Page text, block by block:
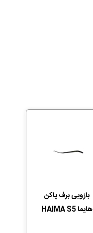
بازویی برف پاکن
هایما HAIMA S5